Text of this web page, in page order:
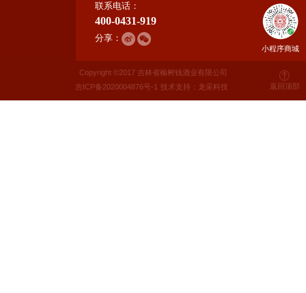
联系电话：
400-0431-919
分享：
小程序商城
Copyright ©2017 吉林省榆树钱酒业有限公司
吉ICP备2020004876号-1 技术支持：龙采科技 返回顶部